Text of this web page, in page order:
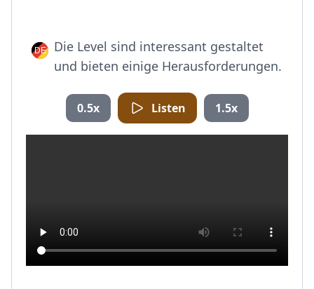
Die Level sind interessant gestaltet
und bieten einige Herausforderungen.
0.5x Listen 1.5x